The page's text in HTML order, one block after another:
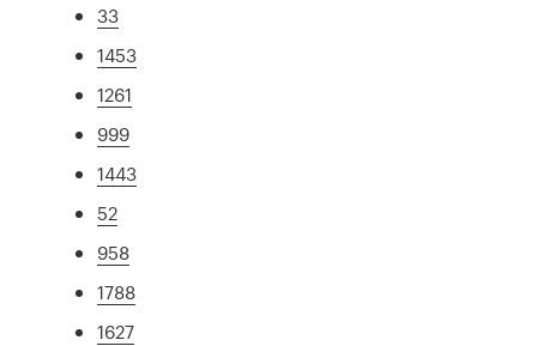
33
1453
1261
999
1443
52
958
1788
1627